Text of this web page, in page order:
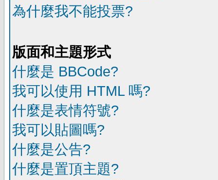
為什麼我不能投票?
版面和主題形式
什麼是 BBCode?
我可以使用 HTML 嗎?
什麼是表情符號?
我可以貼圖嗎?
什麼是公告?
什麼是置頂主題?